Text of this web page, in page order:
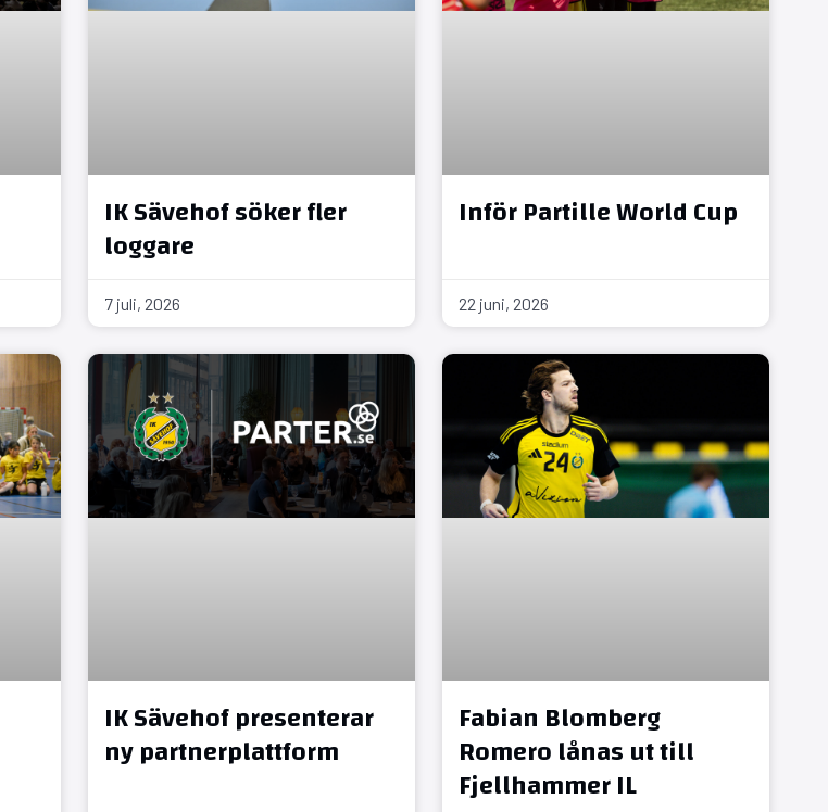
IK Sävehof söker fler
loggare
7 juli, 2026
Inför Partille World Cup
22 juni, 2026
IK Sävehof presenterar
ny partnerplattform
Fabian Blomberg
Romero lånas ut till
Fjellhammer IL